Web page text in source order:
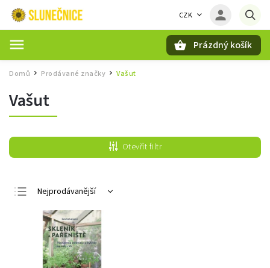
CZK
Prázdný košík
Domů / Prodávané značky / Vašut
Vašut
Otevřít filtr
Nejprodávanější
Nejlevnější
Nejdražší
Abecedně